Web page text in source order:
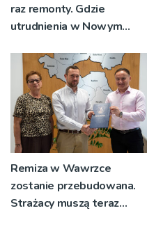
raz remonty. Gdzie
utrudnienia w Nowym
Remiza w Wawrzce
zostanie przebudowana.
Strażacy muszą teraz